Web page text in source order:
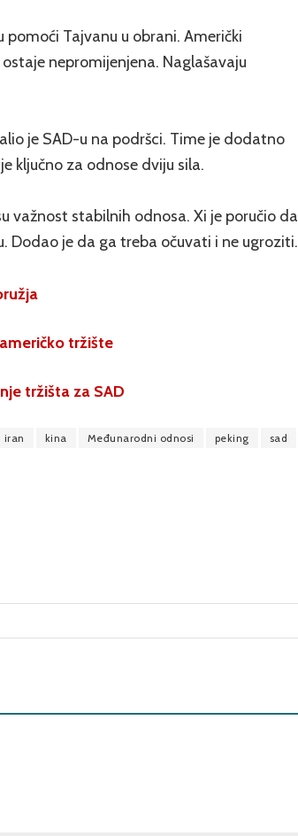
pomoći Tajvanu u obrani. Američki
nepromijenjena. Naglašavaju
je SAD-u na podršci. Time je dodatno
ključno za odnose dviju sila.
važnost stabilnih odnosa. Xi je poručio da
Dodao je da ga treba očuvati i ne ugroziti.
tržište
tržišta za SAD
iran kina Međunarodni odnosi peking
sad